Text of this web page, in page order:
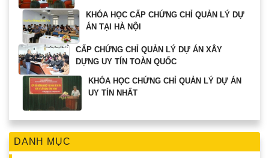
DANH MỤC
KHÓA HỌC CẤP CHỨNG CHỈ QUẢN LÝ DỰ
ÁN TẠI HÀ NỘI
CẤP CHỨNG CHỈ QUẢN LÝ DỰ ÁN XÂY
DỰNG UY TÍN TOÀN QUỐC
KHÓA HỌC CHỨNG CHỈ QUẢN LÝ DỰ ÁN
UY TÍN NHẤT